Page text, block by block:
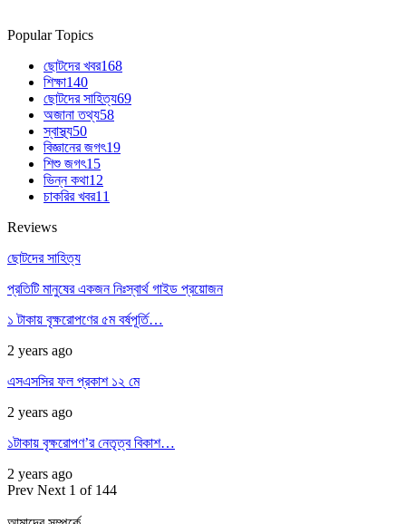
Popular Topics
ছোটদের খবর168
শিক্ষা140
ছোটদের সাহিত্য69
অজানা তথ্য58
স্বাস্থ্য50
বিজ্ঞানের জগৎ19
শিশু জগৎ15
ভিন্ন কথা12
চাকরির খবর11
Reviews
ছোটদের সাহিত্য
প্রতিটি মানুষের একজন নিঃস্বার্থ গাইড প্রয়োজন
১ টাকায় বৃক্ষরোপণের ৫ম বর্ষপূর্তি…
2 years ago
এসএসসির ফল প্রকাশ ১২ মে
2 years ago
১টাকায় বৃক্ষরোপণ’র নেতৃত্ব বিকাশ…
2 years ago
Prev Next 1 of 144